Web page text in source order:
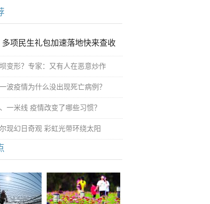
多项民生礼包加速落地快来查收
变形？专家：又有人在恶意炒作
波疫情为什么没出现死亡病例？
一米线 疫情改变了哪些习惯？
现幻日奇观 彩虹光带环绕太阳